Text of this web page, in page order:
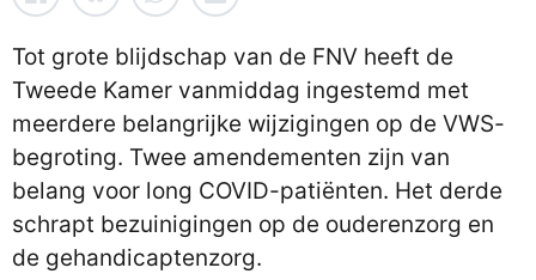
Tot grote blijdschap van de FNV heeft de
Tweede Kamer vanmiddag ingestemd met
meerdere belangrijke wijzigingen op de VWS-
begroting. Twee amendementen zijn van
belang voor long COVID-patiënten. Het derde
schrapt bezuinigingen op de ouderenzorg en
de gehandicaptenzorg.